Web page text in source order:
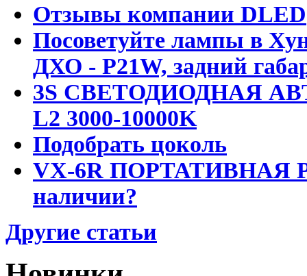
Отзывы компании DLED
Посоветуйте лампы в
ДХО - P21W, задний
3S СВЕТОДИОДНАЯ
L2 3000-10000K
Подобрать цоколь
VX-6R ПОРТАТИВНАЯ
наличии?
Другие статьи